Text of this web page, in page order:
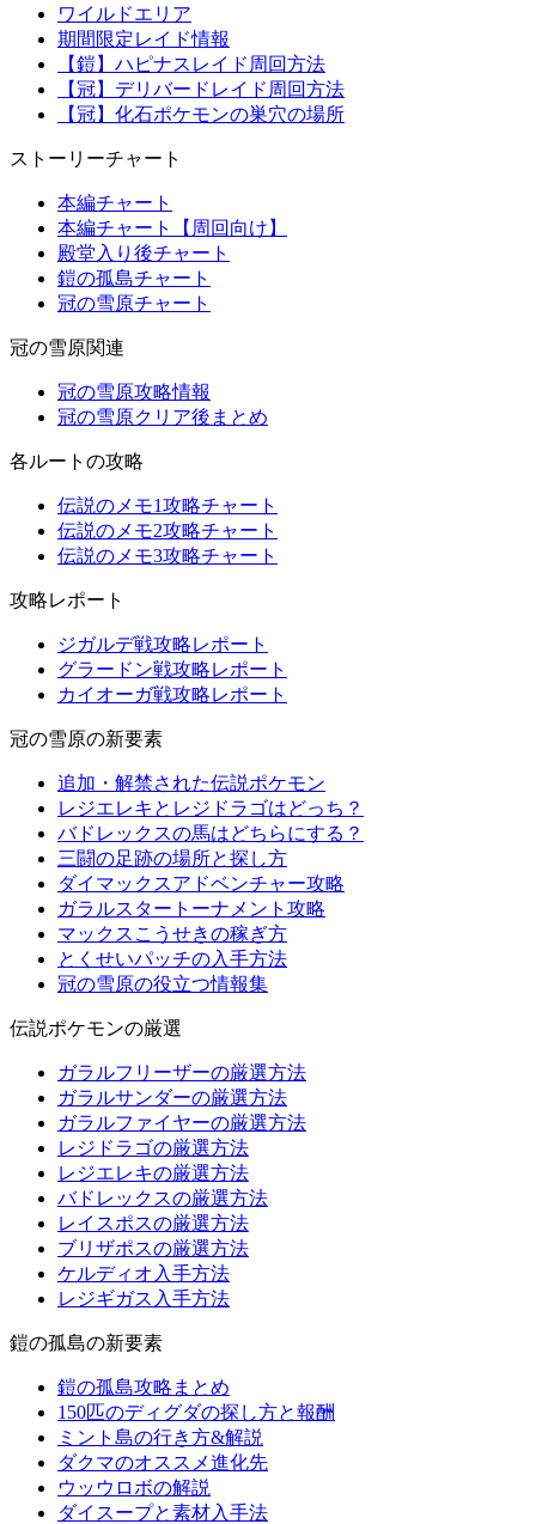
ワイルドエリア
期間限定レイド情報
【鎧】ハピナスレイド周回方法
【冠】デリバードレイド周回方法
【冠】化石ポケモンの巣穴の場所
ストーリーチャート
本編チャート
本編チャート【周回向け】
殿堂入り後チャート
鎧の孤島チャート
冠の雪原チャート
冠の雪原関連
冠の雪原攻略情報
冠の雪原クリア後まとめ
各ルートの攻略
伝説のメモ1攻略チャート
伝説のメモ2攻略チャート
伝説のメモ3攻略チャート
攻略レポート
ジガルデ戦攻略レポート
グラードン戦攻略レポート
カイオーガ戦攻略レポート
冠の雪原の新要素
追加・解禁された伝説ポケモン
レジエレキとレジドラゴはどっち？
バドレックスの馬はどちらにする？
三闘の足跡の場所と探し方
ダイマックスアドベンチャー攻略
ガラルスタートーナメント攻略
マックスこうせきの稼ぎ方
とくせいパッチの入手方法
冠の雪原の役立つ情報集
伝説ポケモンの厳選
ガラルフリーザーの厳選方法
ガラルサンダーの厳選方法
ガラルファイヤーの厳選方法
レジドラゴの厳選方法
レジエレキの厳選方法
バドレックスの厳選方法
レイスポスの厳選方法
ブリザポスの厳選方法
ケルディオ入手方法
レジギガス入手方法
鎧の孤島の新要素
鎧の孤島攻略まとめ
150匹のディグダの探し方と報酬
ミント島の行き方&解説
ダクマのオススメ進化先
ウッウロボの解説
ダイスープと素材入手法